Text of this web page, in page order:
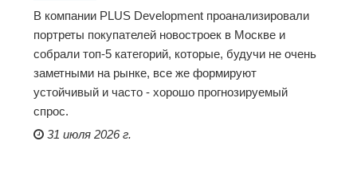
В компании PLUS Development проанализировали
портреты покупателей новостроек в Москве и
собрали топ-5 категорий, которые, будучи не очень
заметными на рынке, все же формируют
устойчивый и часто - хорошо прогнозируемый
спрос.
31 июля 2026 г.